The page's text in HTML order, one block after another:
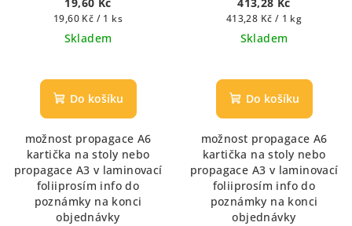
Měrná
cena:
19,60 Kč / 1 ks
Skladem
Do košíku
možnost propagace A6
kartička na stoly nebo
propagace A3 v laminovací
foliiprosím info do
poznámky na konci
objednávky
nebo mlékem)
Měrná
cena:
413,28 Kč / 1 kg
Skladem
Do košíku
možnost propagace A6
kartička na stoly nebo
propagace A3 v laminovací
foliiprosím info do
poznámky na konci
objednávky